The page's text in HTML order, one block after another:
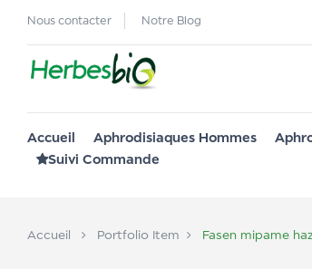
Nous contacter Notre Blog
Accueil Aphrodisiaques Hommes
Suivi Commande
Accueil Portfolio Item Fasen mipame